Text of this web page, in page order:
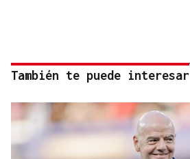
También te puede interesar